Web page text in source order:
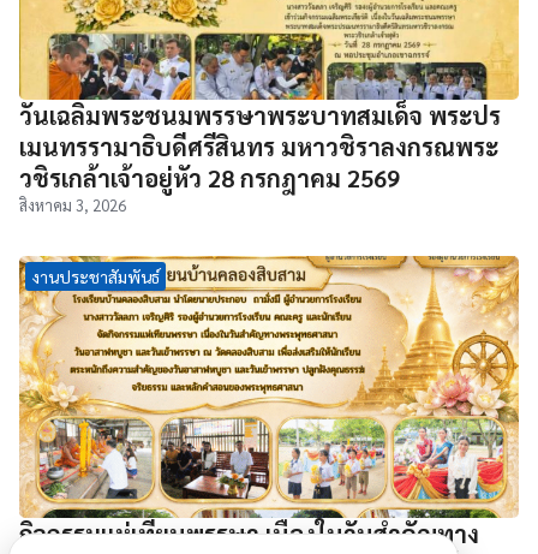
วันเฉลิมพระชนมพรรษาพระบาทสมเด็จ พระปร
เมนทรรามาธิบดีศรีสินทร มหาวชิราลงกรณพระ
วชิรเกล้าเจ้าอยู่หัว 28 กรกฎาคม 2569
สิงหาคม 3, 2026
งานประชาสัมพันธ์
กิจกรรมแห่เทียนพรรษา เนื่องในวันสำคัญทาง